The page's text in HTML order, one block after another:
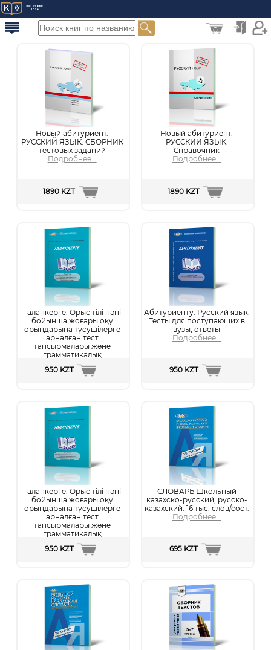
0
Новый абитуриент.
РУССКИЙ ЯЗЫК. СБОРНИК
тестовых заданий
Подробнее...
1890 KZT
Новый абитуриент.
РУССКИЙ ЯЗЫК.
Справочник
Подробнее...
1890 KZT
Талапкерге. Орыс тілі пәні
бойынша жоғары оқу
орындарына түсушілерге
арналған тест
тапсырмалары және
грамматикалық
анықтамалар жинағы. 1-
бөлім
950 KZT
Абитуриенту. Русский язык.
Тесты для поступающих в
вузы, ответы
Подробнее...
950 KZT
Талапкерге. Орыс тілі пәні
бойынша жоғары оқу
орындарына түсушілерге
арналған тест
тапсырмалары және
грамматикалық
анықтамалар жинағы. 2-
бөлім
950 KZT
СЛОВАРЬ Школьный
казахско-русский, русско-
казахский. 16 тыс. слов/сост.
Подробнее...
695 KZT